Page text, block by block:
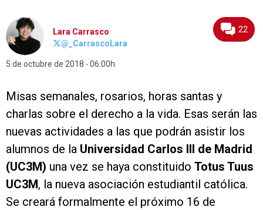
Lara Carrasco
@_CarrascoLara
5 de octubre de 2018 06:00h
22
Misas semanales, rosarios, horas santas y
charlas sobre el derecho a la vida. Esas serán las
nuevas actividades a las que podrán asistir los
alumnos de la Universidad Carlos III de Madrid
(UC3M) una vez se haya constituido Totus Tuus
UC3M, la nueva asociación estudiantil católica.
Se creará formalmente el próximo 16 de